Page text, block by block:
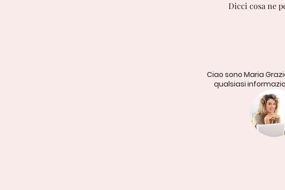
Dicci cosa ne
Ciao sono Maria
qualsiasi